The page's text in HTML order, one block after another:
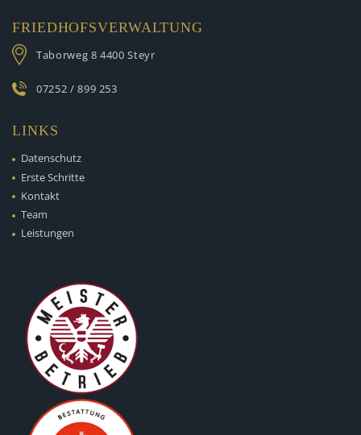
FRIEDHOFSVERWALTUNG
Taborweg 8 4400 Steyr
07252 / 899 253
LINKS
Datenschutz
Erste Schritte
Kontakt
Team
Leistungen